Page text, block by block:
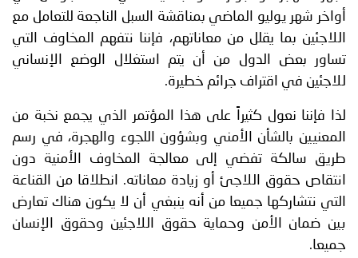
أواخر شهر يوليو الماضي بمناقشة السبل الناجعة للتعامل مع
اللاجئين بما يقلل من معاناتهم، فإننا نتفهم المخاوف التي
تساور بعض الدول من أن يتم استغلال الوضع الإنساني
للاجئين في اقتراف جرائم خطيرة.
لذا فإننا نعول كثيراً على هذا المؤتمر الذي يجمع نخبة من
المعنيين بالشأن الأمني وبشؤون اللجوء والهجرة، في رسم
طريق سالكة تفضي إلى معالجة المخاوف الأمنية دون
انتقاص حقوق اللاجئ أو زيادة معاناته. انطلاقا من القناعة
التي نتشاركها جميعا من أنه ينبغي أن لا يكون هناك تعارض
بين ضمان الأمن وحماية حقوق اللاجئين وحقوق الإنسان
جميعا.